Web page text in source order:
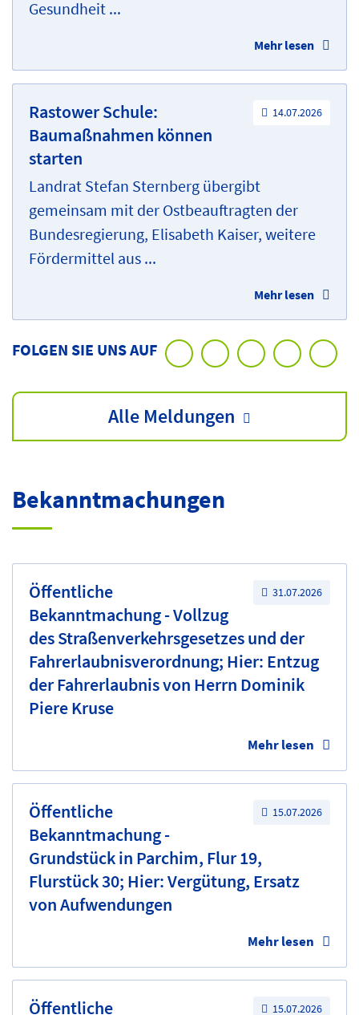
Gesundheit ...
Mehr lesen
14.07.2026
Rastower Schule:
Baumaßnahmen können
starten
Landrat Stefan Sternberg übergibt
gemeinsam mit der Ostbeauftragten der
Bundesregierung, Elisabeth Kaiser, weitere
Fördermittel aus ...
Mehr lesen
FOLGEN SIE UNS AUF
Alle Meldungen
Bekanntmachungen
31.07.2026
Öffentliche
Bekanntmachung - Vollzug
des Straßenverkehrsgesetzes und der
Fahrerlaubnisverordnung; Hier: Entzug
der Fahrerlaubnis von Herrn Dominik
Piere Kruse
Mehr lesen
15.07.2026
Öffentliche
Bekanntmachung -
Grundstück in Parchim, Flur 19,
Flurstück 30; Hier: Vergütung, Ersatz
von Aufwendungen
Mehr lesen
15.07.2026
Öffentliche